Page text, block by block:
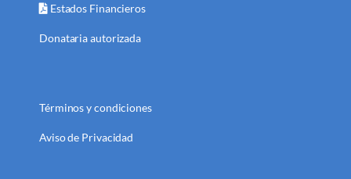
Estados Financieros
Donataria autorizada
Términos y condiciones
Aviso de Privacidad